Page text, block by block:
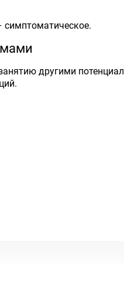
симптоматическое.
другими